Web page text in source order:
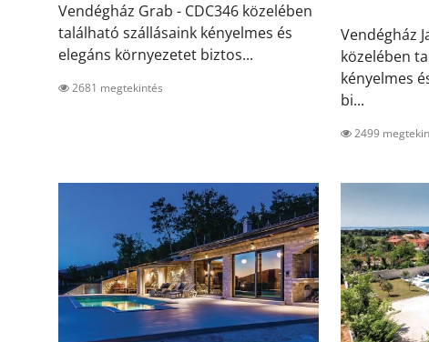
Vendégház Grab - CDC346 közelében
található szállásaink kényelmes és
elegáns környezetet biztos...
2681 megtekintés
Vendégház
közelében
kényelmes
bi...
2499